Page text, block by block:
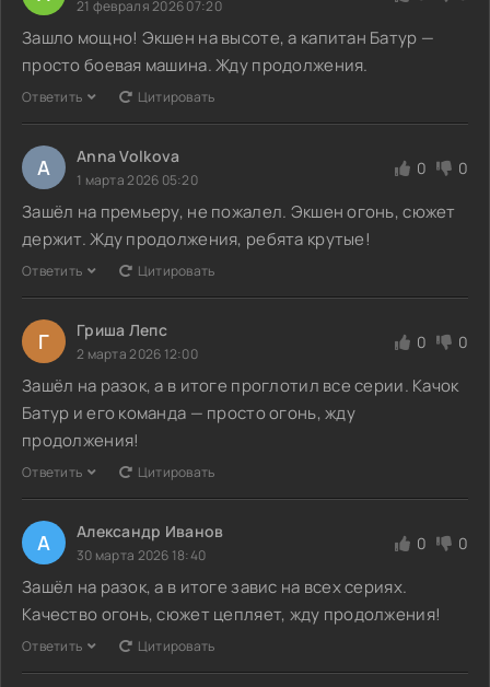
21 февраля 2026 07:20
Зашло мощно! Экшен на высоте, а капитан Батур —
просто боевая машина. Жду продолжения.
Ответить Цитировать
A Anna Volkova
1 марта 2026 05:20
0 0
Зашёл на премьеру, не пожалел. Экшен огонь, сюжет
держит. Жду продолжения, ребята крутые!
Ответить Цитировать
Г Гриша Лепс
2 марта 2026 12:00
0 0
Зашёл на разок, а в итоге проглотил все серии. Качок
Батур и его команда — просто огонь, жду
продолжения!
Ответить Цитировать
А Александр Иванов
30 марта 2026 18:40
0 0
Зашёл на разок, а в итоге завис на всех сериях.
Качество огонь, сюжет цепляет, жду продолжения!
Ответить Цитировать